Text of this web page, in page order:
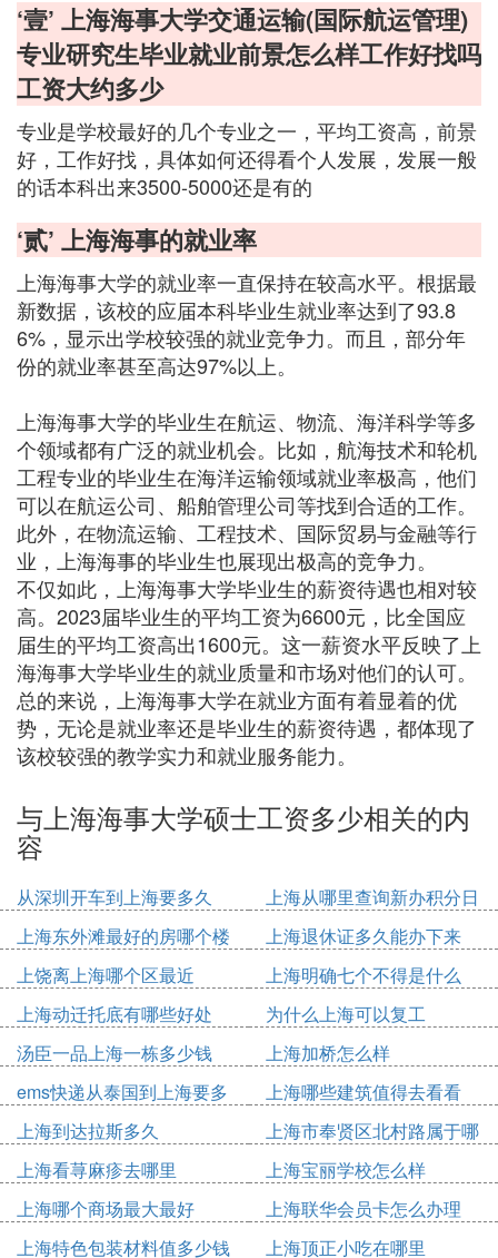
‘壹’ 上海海事大学交通运输(国际航运管理)
专业研究生毕业就业前景怎么样工作好找吗
工资大约多少
专业是学校最好的几个专业之一，平均工资高，前景
好，工作好找，具体如何还得看个人发展，发展一般
的话本科出来3500-5000还是有的
‘贰’ 上海海事的就业率
上海海事大学的就业率一直保持在较高水平。根据最
新数据，该校的应届本科毕业生就业率达到了93.8
6%，显示出学校较强的就业竞争力。而且，部分年
份的就业率甚至高达97%以上。
上海海事大学的毕业生在航运、物流、海洋科学等多
个领域都有广泛的就业机会。比如，航海技术和轮机
工程专业的毕业生在海洋运输领域就业率极高，他们
可以在航运公司、船舶管理公司等找到合适的工作。
此外，在物流运输、工程技术、国际贸易与金融等行
业，上海海事的毕业生也展现出极高的竞争力。
不仅如此，上海海事大学毕业生的薪资待遇也相对较
高。2023届毕业生的平均工资为6600元，比全国应
届生的平均工资高出1600元。这一薪资水平反映了上
海海事大学毕业生的就业质量和市场对他们的认可。
总的来说，上海海事大学在就业方面有着显着的优
势，无论是就业率还是毕业生的薪资待遇，都体现了
该校较强的教学实力和就业服务能力。
与上海海事大学硕士工资多少相关的内
容
从深圳开车到上海要多久
上海从哪里查询新办积分日
期
上海东外滩最好的房哪个楼
上海退休证多久能办下来
上饶离上海哪个区最近
上海明确七个不得是什么
上海动迁托底有哪些好处
为什么上海可以复工
汤臣一品上海一栋多少钱
上海加桥怎么样
ems快递从泰国到上海要多
久
上海哪些建筑值得去看看
上海到达拉斯多久
上海市奉贤区北村路属于哪
个镇
上海看荨麻疹去哪里
上海宝丽学校怎么样
上海哪个商场最大最好
上海联华会员卡怎么办理
上海特色包装材料值多少钱
上海顶正小吃在哪里